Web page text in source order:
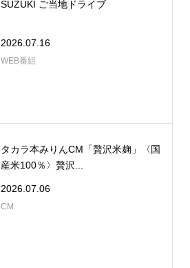
SUZUKI ご当地ドライブ
2026.07.16
WEB番組
タカラ本みりんCM「贅沢米麹」〈国
産米100％〉贅沢...
2026.07.06
CM